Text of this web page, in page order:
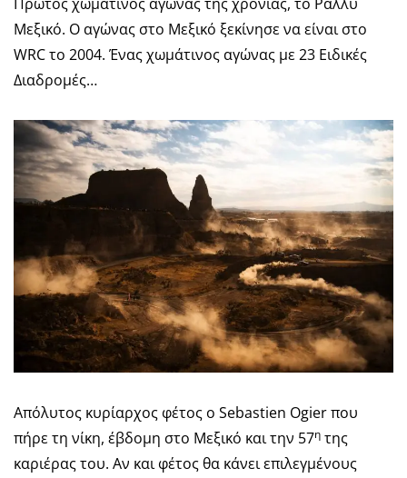
Μεξικό. Ο αγώνας στο Μεξικό ξεκίνησε να είναι στο
WRC το 2004. Ένας χωμάτινος αγώνας με 23 Ειδικές
Διαδρομές…
Απόλυτος κυρίαρχος φέτος ο Sebastien Ogier που
πήρε τη νίκη, έβδομη στο Μεξικό και την 57η της
καριέρας του. Αν και φέτος θα κάνει επιλεγμένους